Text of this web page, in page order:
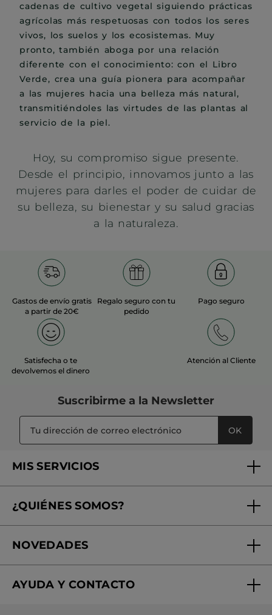
cadenas de cultivo vegetal siguiendo prácticas
agrícolas más respetuosas con todos los seres
vivos, los suelos y los ecosistemas. Muy
pronto, también aboga por una relación
diferente con el conocimiento: con el Libro
Verde, crea una guía pionera para acompañar
a las mujeres hacia una belleza más natural,
transmitiéndoles las virtudes de las plantas al
servicio de la piel.
Hoy, su compromiso sigue presente.
Desde el principio, innovamos junto a las
mujeres para darles el poder de cuidar de
su belleza, su bienestar y su salud gracias
a la naturaleza.
Gastos de envío gratis
a partir de 20€
Regalo seguro con tu
pedido
Pago seguro
Satisfecha o te
devolvemos el dinero
Atención al Cliente
Suscribirme a la Newsletter
OK
MIS SERVICIOS
Tratamientos de Belleza
Mi club Yves Rocher
¿QUIÉNES SOMOS?
¿Quiénes somos?
Nuestros compromisos
NOVEDADES
Rebajas
AYUDA Y CONTACTO